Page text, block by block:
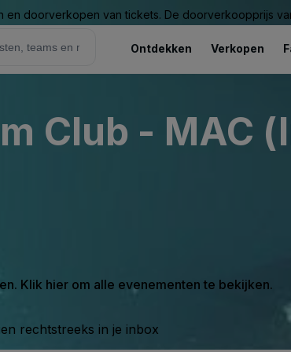
doorverkopen van tickets. De doorverkoopprijs
Ontdekken Verkopen
Club - MAC
Klik hier om alle evenementen te bekijken.
rechtstreeks in je inbox